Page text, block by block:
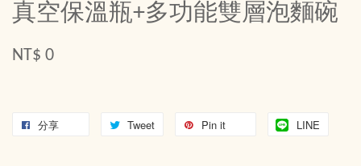
真空保溫瓶+多功能雙層泡麵碗
NT$ 0
分享 Tweet Pin it LINE